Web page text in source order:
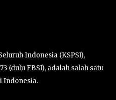
Indonesia (KSPSI),
(dulu FBSI), adalah salah satu
Indonesia.